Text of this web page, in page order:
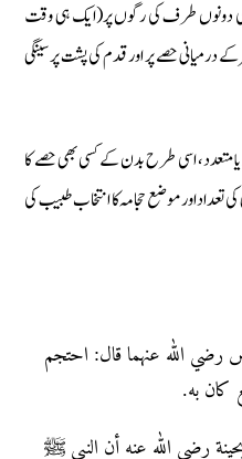
دونوں طرف کی رگوں پر(ایک ہی وقت
حصے پر اور قدم کی پشت پر سینگی
متعدد، اسی طرح بدن کے کسی بھی حصے کا
تعداد اور موضع حجامہ کا انتخاب طبیب کی
عن ابن عباس رضي الله عنهما قال: احتجم
كان به.
ابن بحينة رضي الله عنه أن النبي ﷺ